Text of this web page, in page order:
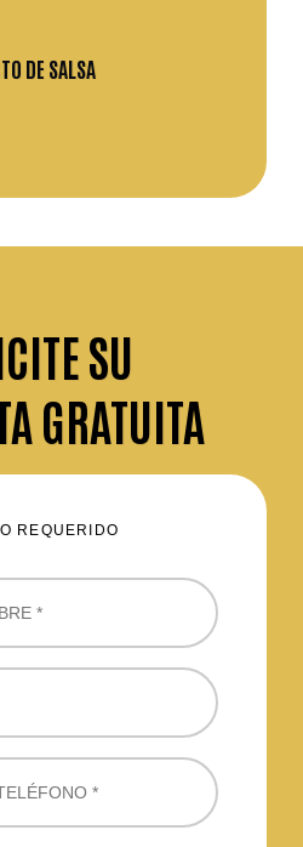
DE SALSA
SU
GRATUITA
REQUERIDO